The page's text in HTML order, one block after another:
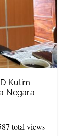
Kutim
Negara
total views